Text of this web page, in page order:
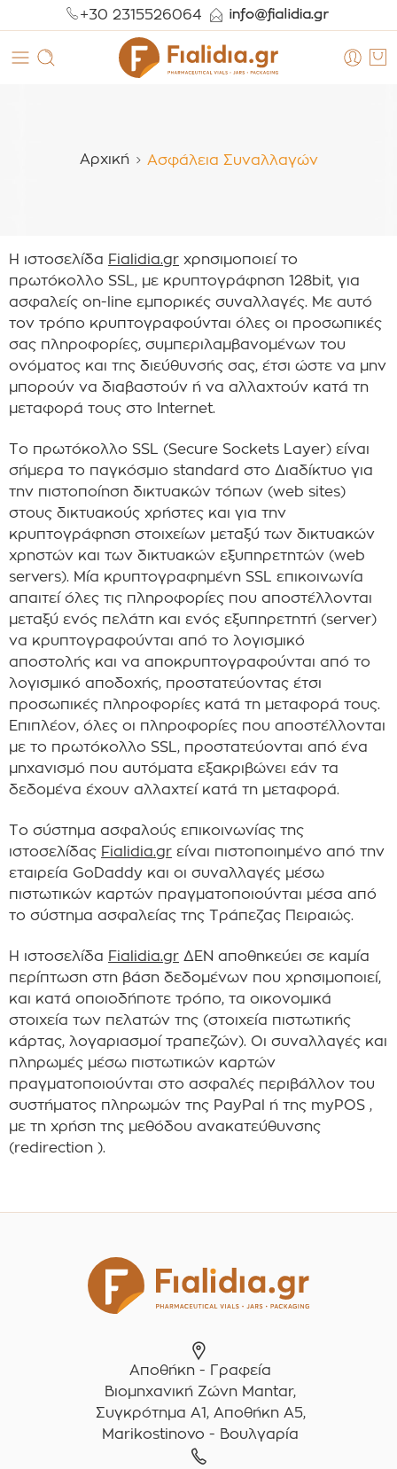
+30 2315526064
Αρχική Ασφάλεια Συναλλαγών
Η ιστοσελίδα Fialidia.gr χρησιμοποιεί το
πρωτόκολλο SSL, με κρυπτογράφηση 128bit, για
ασφαλείς on-line εμπορικές συναλλαγές. Με αυτό
τον τρόπο κρυπτογραφούνται όλες οι προσωπικές
σας πληροφορίες, συμπεριλαμβανομένων του
ονόματος και της διεύθυνσής σας, έτσι ώστε να μην
μπορούν να διαβαστούν ή να αλλαχτούν κατά τη
μεταφορά τους στο Internet.
Το πρωτόκολλο SSL (Secure Sockets Layer) είναι
σήμερα το παγκόσμιο standard στο Διαδίκτυο για
την πιστοποίηση δικτυακών τόπων (web sites)
στους δικτυακούς χρήστες και για την
κρυπτογράφηση στοιχείων μεταξύ των δικτυακών
χρηστών και των δικτυακών εξυπηρετητών (web
servers). Μία κρυπτογραφημένη SSL επικοινωνία
απαιτεί όλες τις πληροφορίες που αποστέλλονται
μεταξύ ενός πελάτη και ενός εξυπηρετητή (server)
να κρυπτογραφούνται από το λογισμικό
αποστολής και να αποκρυπτογραφούνται από το
λογισμικό αποδοχής, προστατεύοντας έτσι
προσωπικές πληροφορίες κατά τη μεταφορά τους.
Επιπλέον, όλες οι πληροφορίες που αποστέλλονται
με το πρωτόκολλο SSL, προστατεύονται από ένα
μηχανισμό που αυτόματα εξακριβώνει εάν τα
δεδομένα έχουν αλλαχτεί κατά τη μεταφορά.
Το σύστημα ασφαλούς επικοινωνίας της
ιστοσελίδας Fialidia.gr είναι πιστοποιημένο από την
εταιρεία GoDaddy και οι συναλλαγές μέσω
πιστωτικών καρτών πραγματοποιούνται μέσα από
το σύστημα ασφαλείας της Τράπεζας Πειραιώς.
Η ιστοσελίδα Fialidia.gr ΔΕΝ αποθηκεύει σε καμία
περίπτωση στη βάση δεδομένων που χρησιμοποιεί,
και κατά οποιοδήποτε τρόπο, τα οικονομικά
στοιχεία των πελατών της (στοιχεία πιστωτικής
κάρτας, λογαριασμοί τραπεζών). Οι συναλλαγές και
πληρωμές μέσω πιστωτικών καρτών
πραγματοποιούνται στο ασφαλές περιβάλλον του
συστήματος πληρωμών της PayPal ή της myPOS ,
με τη χρήση της μεθόδου ανακατεύθυνσης
(redirection ).
Αποθήκη - Γραφεία
Βιομηχανική Ζώνη Mantar,
Συγκρότημα A1, Αποθήκη Α5,
Marikostinovo - Βουλγαρία